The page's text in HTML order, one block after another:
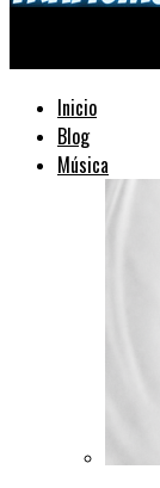
Inicio
Blog
Música